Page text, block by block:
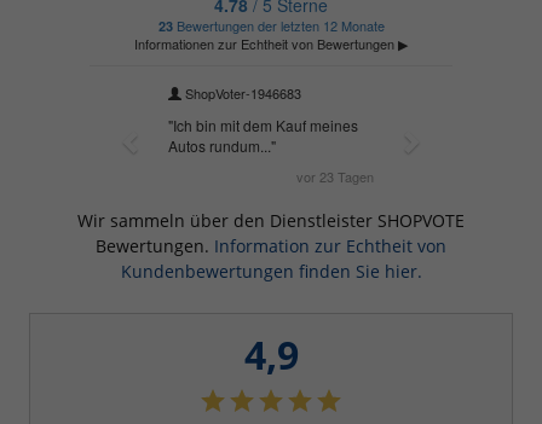
Wir sammeln über den Dienstleister SHOPVOTE
Bewertungen. Information zur Echtheit von
Kundenbewertungen finden Sie hier.
4,9